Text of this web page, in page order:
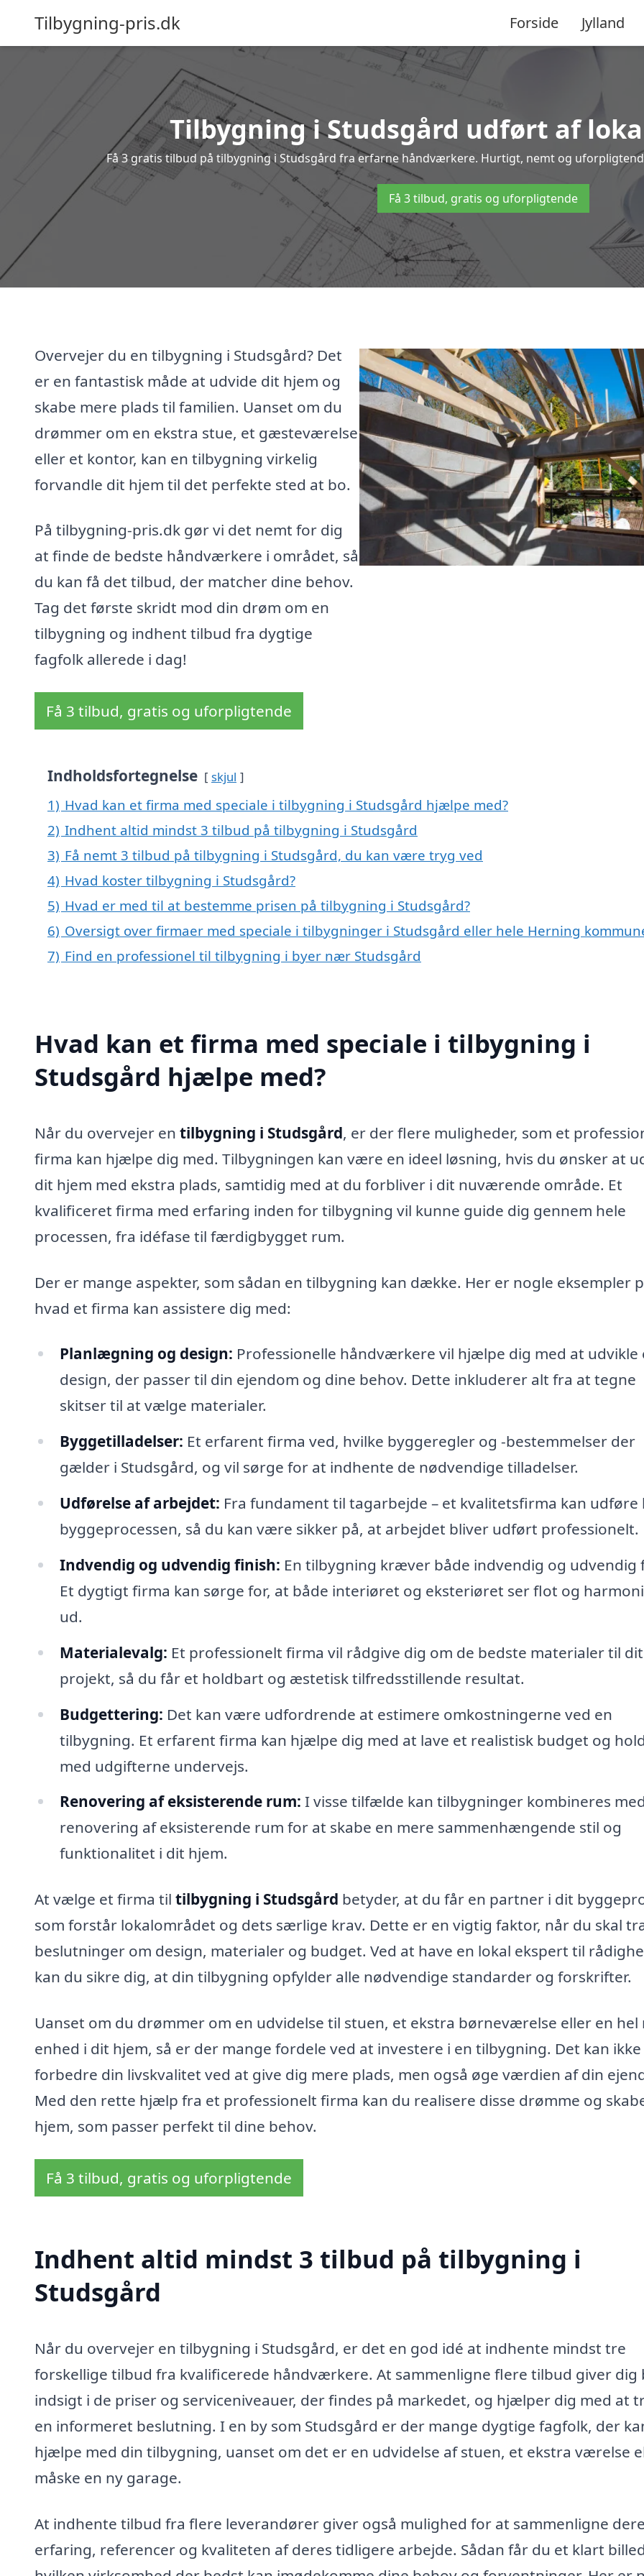
Tilbygning-pris.dk Forside Jylland
Tilbygning i Studsgård udført af
Få 3 gratis tilbud på tilbygning i Studsgård fra erfarne håndværkere. Hurtigt, nemt og
Få 3 tilbud, gratis og uforpligtende
Overvejer du en tilbygning i Studsgård? Det
er en fantastisk måde at udvide dit hjem og
skabe mere plads til familien. Uanset om du
drømmer om en ekstra stue, et gæsteværelse
eller et kontor, kan en tilbygning virkelig
forvandle dit hjem til det perfekte sted at bo.
På tilbygning-pris.dk gør vi det nemt for dig
at finde de bedste håndværkere i området, så
du kan få det tilbud, der matcher dine behov.
Tag det første skridt mod din drøm om en
tilbygning og indhent tilbud fra dygtige
fagfolk allerede i dag!
Få 3 tilbud, gratis og uforpligtende
Indholdsfortegnelse skjul
1) Hvad kan et firma med speciale i tilbygning i Studsgård hjælpe med?
2) Indhent altid mindst 3 tilbud på tilbygning i Studsgård
3) Få nemt 3 tilbud på tilbygning i Studsgård, du kan være tryg ved
4) Hvad koster tilbygning i Studsgård?
5) Hvad er med til at bestemme prisen på tilbygning i Studsgård?
6) Oversigt over firmaer med speciale i tilbygninger i Studsgård eller hele Herning
7) Find en professionel til tilbygning i byer nær Studsgård
Hvad kan et firma med speciale i tilbygning i
Studsgård hjælpe med?
Når du overvejer en tilbygning i Studsgård, er der flere muligheder, som et
firma kan hjælpe dig med. Tilbygningen kan være en ideel løsning, hvis du ønsker at
dit hjem med ekstra plads, samtidig med at du forbliver i dit nuværende område. Et
kvalificeret firma med erfaring inden for tilbygning vil kunne guide dig gennem hele
processen, fra idéfase til færdigbygget rum.
Der er mange aspekter, som sådan en tilbygning kan dække. Her er nogle eksempler
hvad et firma kan assistere dig med:
Planlægning og design: Professionelle håndværkere vil hjælpe dig med at udvikle
design, der passer til din ejendom og dine behov. Dette inkluderer alt fra at tegne
skitser til at vælge materialer.
Byggetilladelser: Et erfarent firma ved, hvilke byggeregler og -bestemmelser der
gælder i Studsgård, og vil sørge for at indhente de nødvendige tilladelser.
Udførelse af arbejdet: Fra fundament til tagarbejde – et kvalitetsfirma kan udføre
byggeprocessen, så du kan være sikker på, at arbejdet bliver udført professionelt.
Indvendig og udvendig finish: En tilbygning kræver både indvendig og udvendig
Et dygtigt firma kan sørge for, at både interiøret og eksteriøret ser flot og
ud.
Materialevalg: Et professionelt firma vil rådgive dig om de bedste materialer til dit
projekt, så du får et holdbart og æstetisk tilfredsstillende resultat.
Budgettering: Det kan være udfordrende at estimere omkostningerne ved en
tilbygning. Et erfarent firma kan hjælpe dig med at lave et realistisk budget og
med udgifterne undervejs.
Renovering af eksisterende rum: I visse tilfælde kan tilbygninger kombineres
renovering af eksisterende rum for at skabe en mere sammenhængende stil og
funktionalitet i dit hjem.
At vælge et firma til tilbygning i Studsgård betyder, at du får en partner i dit
som forstår lokalområdet og dets særlige krav. Dette er en vigtig faktor, når du skal
beslutninger om design, materialer og budget. Ved at have en lokal ekspert til
kan du sikre dig, at din tilbygning opfylder alle nødvendige standarder og forskrifter.
Uanset om du drømmer om en udvidelse til stuen, et ekstra børneværelse eller en hel
enhed i dit hjem, så er der mange fordele ved at investere i en tilbygning. Det kan
forbedre din livskvalitet ved at give dig mere plads, men også øge værdien af din
Med den rette hjælp fra et professionelt firma kan du realisere disse drømme og
hjem, som passer perfekt til dine behov.
Få 3 tilbud, gratis og uforpligtende
Indhent altid mindst 3 tilbud på tilbygning i
Studsgård
Når du overvejer en tilbygning i Studsgård, er det en god idé at indhente mindst tre
forskellige tilbud fra kvalificerede håndværkere. At sammenligne flere tilbud giver dig
indsigt i de priser og serviceniveauer, der findes på markedet, og hjælper dig med at
en informeret beslutning. I en by som Studsgård er der mange dygtige fagfolk, der
hjælpe med din tilbygning, uanset om det er en udvidelse af stuen, et ekstra værelse
måske en ny garage.
At indhente tilbud fra flere leverandører giver også mulighed for at sammenligne
erfaring, referencer og kvaliteten af deres tidligere arbejde. Sådan får du et klart